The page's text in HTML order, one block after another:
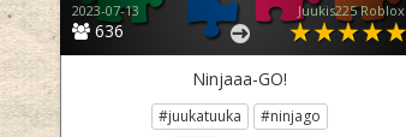
636
2023-07-13 Juukis225 Roblox
Ninjaaa-GO!
#juukatuuka
#ninjago